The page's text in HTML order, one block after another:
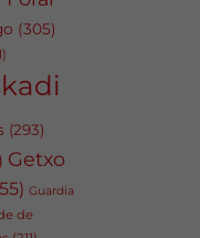
(305)
(293)
Getxo
Guardia
de